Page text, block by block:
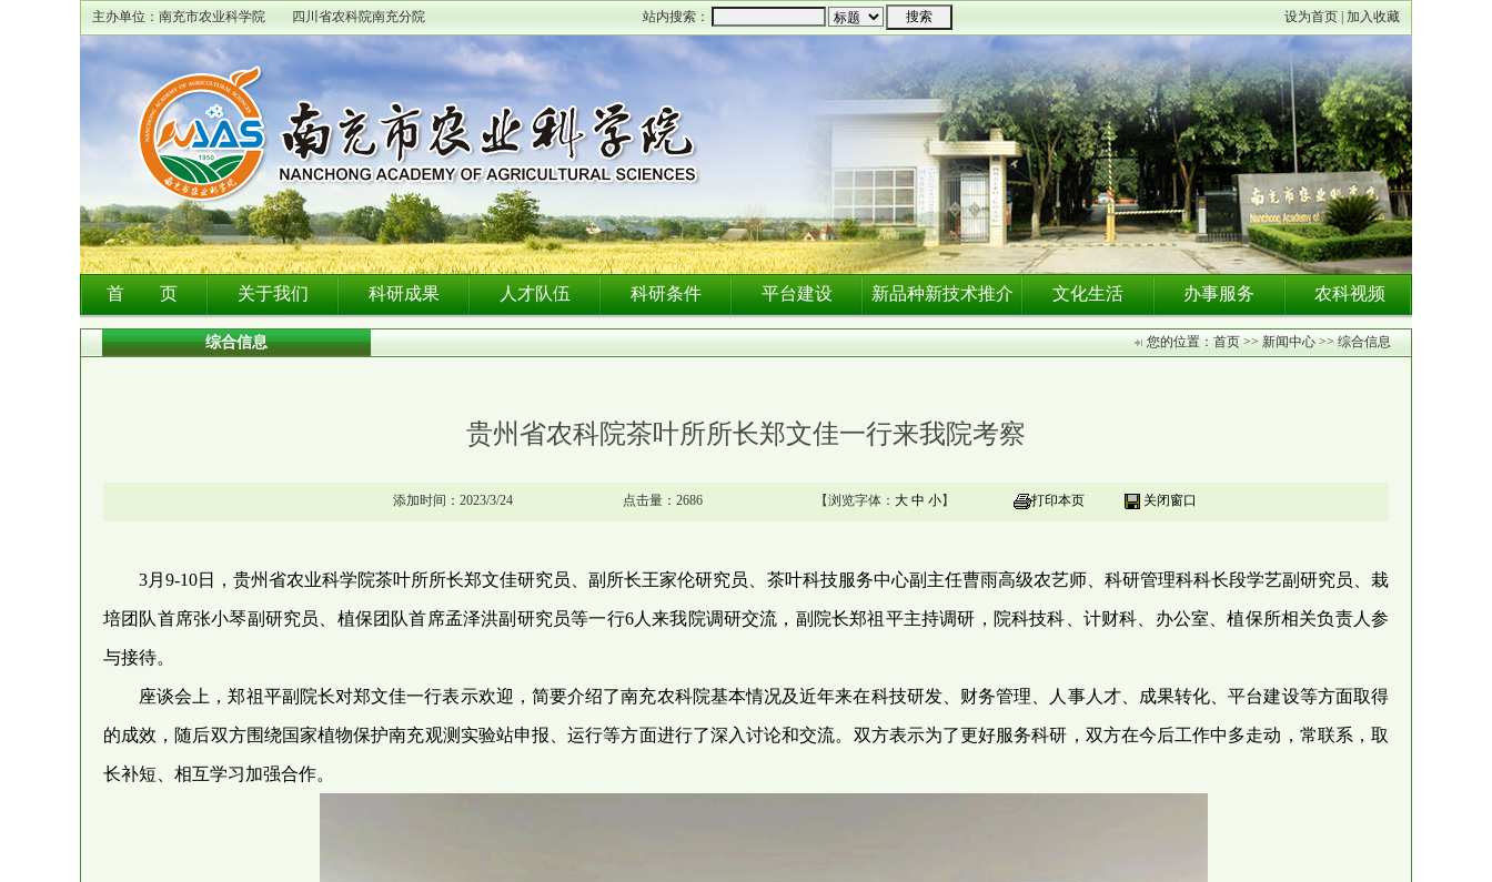
主办单位：南充市农业科学院 四川省农科院南充分院 站内搜索： 设为首页 | 加入收藏
首 页 关于我们 科研成果 人才队伍 科研条件 平台建设 新品种新技术推介 文化生活 办事服务 农科视频
综合信息 您的位置：首页 >> 新闻中心 >> 综合信息
贵州省农科院茶叶所所长郑文佳一行来我院考察
添加时间：2023/3/24 点击量：2686 【浏览字体： 大 中 小】 打印本页 关闭窗口
3月9-10日，贵州省农业科学院茶叶所所长郑文佳研究员、副所长王家伦研究员、茶叶科技服务中心副主任曹雨高级农艺师、科研管理科科长段学艺副研究员、栽
培团队首席张小琴副研究员、植保团队首席孟泽洪副研究员等一行6人来我院调研交流，副院长郑祖平主持调研，院科技科、计财科、办公室、植保所相关负责人参
与接待。
座谈会上，郑祖平副院长对郑文佳一行表示欢迎，简要介绍了南充农科院基本情况及近年来在科技研发、财务管理、人事人才、成果转化、平台建设等方面取得
的成效，随后双方围绕国家植物保护南充观测实验站申报、运行等方面进行了深入讨论和交流。双方表示为了更好服务科研，双方在今后工作中多走动，常联系，取
长补短、相互学习加强合作。